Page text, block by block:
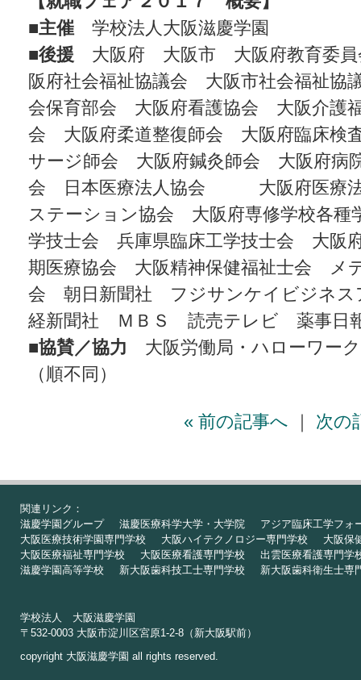
■主催 学校法人大阪滋慶学園
■後援 大阪府 大阪市 大阪府教育委
阪府社会福祉協議会 大阪市社会福祉協
会保育部会 大阪府看護協会 大阪介護
会 大阪府柔道整復師会 大阪府臨床検
サージ師会 大阪府鍼灸師会 大阪府病
会 日本医療法人協会 大阪府医療法
ステーション協会 大阪府専修学校各
学技士会 兵庫県臨床工学技士会 大阪
期医療協会 大阪精神保健福祉士会 メ
会 朝日新聞社 フジサンケイビジネ
経新聞社 ＭＢＳ 読売テレビ 薬事
■協賛／協力 大阪労働局・ハローワー
（順不同）
« 前の記事へ ｜ 次の
関連リンク：
滋慶学園グループ
滋慶医療科学大学・大学院
アジア臨床工学フォ
大阪医療技術学園専門学校
大阪ハイテクノロジー専門学校
大阪保
大阪医療福祉専門学校
大阪医療看護専門学校
出雲医療看護専門学
滋慶学園高等学校
新大阪歯科技工士専門学校 新大阪歯科衛生士専
学校法人 大阪滋慶学園
〒532-0003 大阪市淀川区宮原1-2-8（新大阪駅前）
copyright 大阪滋慶学園 all rights reserved.